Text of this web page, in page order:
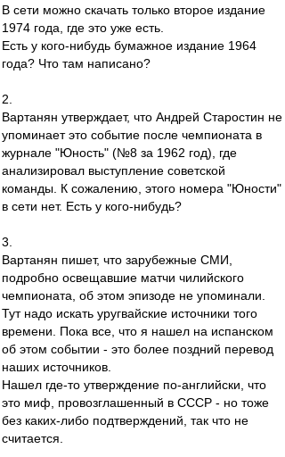
В сети можно скачать только второе издание
1974 года, где это уже есть.
Есть у кого-нибудь бумажное издание 1964
года? Что там написано?
2.
Вартанян утверждает, что Андрей Старостин не
упоминает это событие после чемпионата в
журнале "Юность" (№8 за 1962 год), где
анализировал выступление советской
команды. К сожалению, этого номера "Юности"
в сети нет. Есть у кого-нибудь?
3.
Вартанян пишет, что зарубежные СМИ,
подробно освещавшие матчи чилийского
чемпионата, об этом эпизоде не упоминали.
Тут надо искать уругвайские источники того
времени. Пока все, что я нашел на испанском
об этом событии - это более поздний перевод
наших источников.
Нашел где-то утверждение по-английски, что
это миф, провозглашенный в СССР - но тоже
без каких-либо подтверждений, так что не
считается.